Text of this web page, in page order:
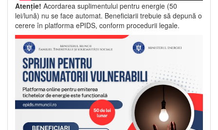
Atenție! Acordarea suplimentului pentru energie (50
lei/lună) nu se face automat. Beneficiarii trebuie să depună o
cerere în platforma ePIDS, conform procedurii legale.